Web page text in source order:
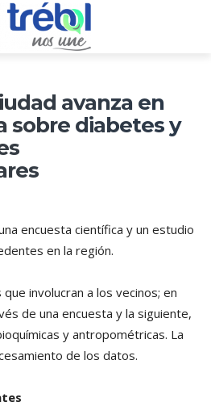
avanza en
sobre diabetes y
encuesta científica y un estudio
en la región.
involucran a los vecinos; en
de una encuesta y la siguiente,
y antropométricas. La
de los datos.